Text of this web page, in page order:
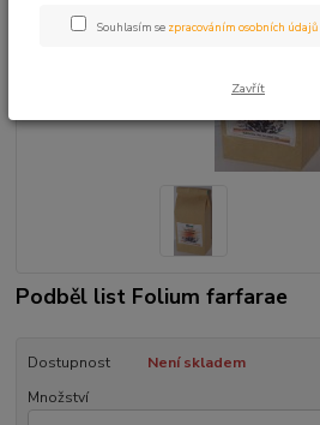
Podběl list Folium farfarae
Dostupnost
Není skladem
Množství
Souhlasím se zpracováním osobních údajů
Zavřít